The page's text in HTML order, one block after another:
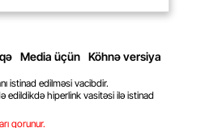
Media üçün Köhnə versiya
istinad edilməsi vacibdir.
edildikdə hiperlink vasitəsi ilə istinad
qorunur.